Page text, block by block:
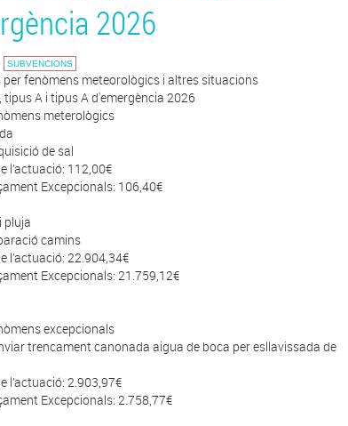
2026
SUBVENCIONS
per fenòmens meteorològics i altres situacions
tipus A i tipus A d'emergència 2026
meterològics
de sal
l’actuació: 112,00€
Excepcionals: 106,40€
pluja
camins
l’actuació: 22.904,34€
Excepcionals: 21.759,12€
excepcionals
trencament canonada aigua de boca per esllavissada de
l’actuació: 2.903,97€
Excepcionals: 2.758,77€